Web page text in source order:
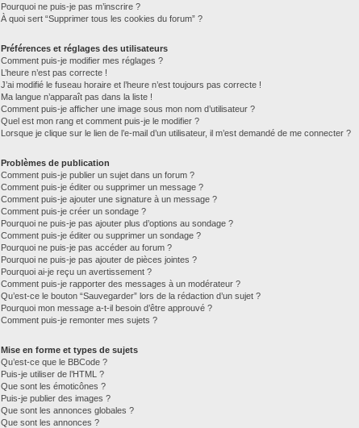
Pourquoi ne puis-je pas m’inscrire ?
À quoi sert “Supprimer tous les cookies du forum” ?
Préférences et réglages des utilisateurs
Comment puis-je modifier mes réglages ?
L’heure n’est pas correcte !
J’ai modifié le fuseau horaire et l’heure n’est toujours pas correcte !
Ma langue n’apparaît pas dans la liste !
Comment puis-je afficher une image sous mon nom d’utilisateur ?
Quel est mon rang et comment puis-je le modifier ?
Lorsque je clique sur le lien de l’e-mail d’un utilisateur, il m’est demandé de me connecter ?
Problèmes de publication
Comment puis-je publier un sujet dans un forum ?
Comment puis-je éditer ou supprimer un message ?
Comment puis-je ajouter une signature à un message ?
Comment puis-je créer un sondage ?
Pourquoi ne puis-je pas ajouter plus d’options au sondage ?
Comment puis-je éditer ou supprimer un sondage ?
Pourquoi ne puis-je pas accéder au forum ?
Pourquoi ne puis-je pas ajouter de pièces jointes ?
Pourquoi ai-je reçu un avertissement ?
Comment puis-je rapporter des messages à un modérateur ?
Qu’est-ce le bouton “Sauvegarder” lors de la rédaction d’un sujet ?
Pourquoi mon message a-t-il besoin d’être approuvé ?
Comment puis-je remonter mes sujets ?
Mise en forme et types de sujets
Qu’est-ce que le BBCode ?
Puis-je utiliser de l’HTML ?
Que sont les émoticônes ?
Puis-je publier des images ?
Que sont les annonces globales ?
Que sont les annonces ?